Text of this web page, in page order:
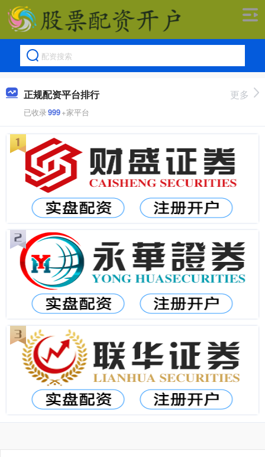
正规配资平台排行
已收录999+家平台
更多